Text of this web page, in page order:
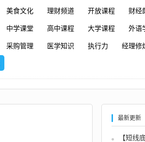
美食文化 理财频道 开放课程 财经
中学课堂 高中课程 大学课程 外语
采购管理 医学知识 执行力 经理修
最新更新